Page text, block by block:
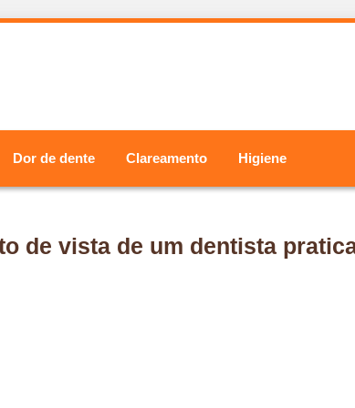
Dor de dente Clareamento Higiene
de vista de um dentista